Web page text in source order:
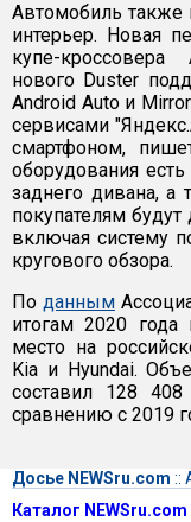
Автомобиль также
интерьер. Новая
купе-
нового Duster
Android Auto и
сервисами
смартфоном,
оборудования
заднего дивана, а
покупателям
включая систему
кругового обзора.
По данным
итогам 2020 года
место на
Kia и Hyundai.
составил 128
сравнению с 2019
Досье NEWSru.com ::
Каталог NEWSru.com